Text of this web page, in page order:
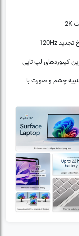
کیبوردهای لپ تاپی
چشم و صورت با
(0)